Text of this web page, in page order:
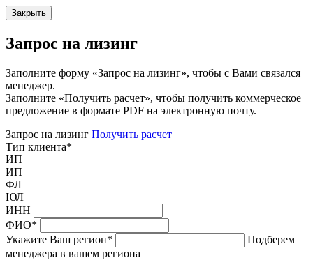
Закрыть
Запрос на лизинг
Заполните форму «Запрос на лизинг», чтобы с Вами связался
менеджер.
Заполните «Получить расчет», чтобы получить коммерческое
предложение в формате PDF на электронную почту.
Запрос на лизинг Получить расчет
Тип клиента*
ИП
ИП
ФЛ
ЮЛ
ИНН
ФИО*
Укажите Ваш регион*
Подберем
менеджера в вашем региона